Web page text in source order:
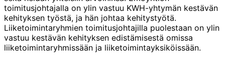
toimitusjohtajalla on ylin vastuu KWH-yhtymän kestävän
kehityksen työstä, ja hän johtaa kehitystyötä.
Liiketoimintaryhmien toimitusjohtajilla puolestaan on ylin
vastuu kestävän kehityksen edistämisestä omissa
liiketoimintaryhmissään ja liiketoimintayksiköissään.